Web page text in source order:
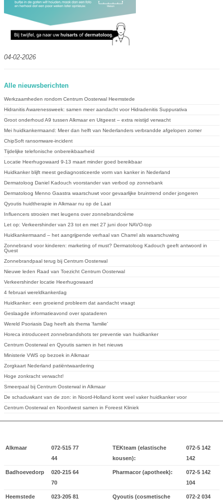
04-02-2026
Alle nieuwsberichten
Werkzaamheden rondom Centrum Oosterwal Heemstede
Hidranitis Awarenessweek: samen meer aandacht voor Hidradenitis Suppurativa
Groot onderhoud A9 tussen Alkmaar en Uitgeest – extra reistijd verwacht
Mei huidkankermaand: Meer dan helft van Nederlanders verbrandde afgelopen zomer
ChipSoft ransomware-incident
Tijdelijke telefonische onbereikbaarheid
Locatie Heerhugowaard 9-13 maart minder goed bereikbaar
Huidkanker blijft meest gediagnosticeerde vorm van kanker in Nederland
Dermatoloog Daniel Kadouch voorstander van verbod op zonnebank
Dermatoloog Menno Gaastra waarschuwt voor gevaarlijke bruintrend onder jongeren
Qyoutis huidtherapie in Alkmaar nu op de Laat
Influencers strooien met leugens over zonnebrandcrème
Let op: Verkeershinder van 23 tot en met 27 juni door NAVO-top
Huidkankermaand – het aangrijpende verhaal van Charrel als waarschuwing
Zonnebrand voor kinderen: marketing of must? Dermatoloog Kadouch geeft antwoord in
Quest
Zonnebrandpaal terug bij Centrum Oosterwal
Nieuwe leden Raad van Toezicht Centrum Oosterwal
Verkeershinder locatie Heerhugowaard
4 februari wereldkankerdag
Huidkanker: een groeiend probleem dat aandacht vraagt
Geslaagde informatieavond over spataderen
Wereld Psoriasis Dag heeft als thema 'familie'
Horeca introduceert zonnebrandshots ter preventie van huidkanker
Centrum Oosterwal en Qyoutis samen in het nieuws
Ministerie VWS op bezoek in Alkmaar
Zorgkaart Nederland patiëntwaardering
Hoge zonkracht verwacht!
Smeerpaal bij Centrum Oosterwal in Alkmaar
De schaduwkant van de zon: in Noord-Holland komt veel vaker huidkanker voor
Centrum Oosterwal en Noordwest samen in Foreest Kliniek
Alkmaar
072-515 77
44
TEKteam (elastische
kousen):
072-5 142
142
Badhoevedorp
020-215 64
70
Pharmacor (apotheek):
072-5 142
104
Heemstede 023-205 81 Qyoutis (cosmetische 072-2 034